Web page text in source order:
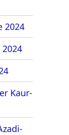
2024
Kaur-